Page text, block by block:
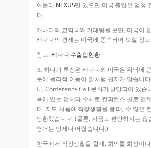
아울러 NEXUS만 있으면 미국 출입은 엄청
다.
캐나다의 교역국와 거래량을 보면, 미국이
캐나다의 경제는 미국에 종속되어 보일 정
참고:캐나다 수출입현황
또 하나의 특징은 캐나다와 미국은 워낙에
문에 물리적 이동이 말처럼 쉽지가 않습니
니, Conference Call 문화가 발달되어 있습
욕에 있는 업체와 수시로 컨퍼런스 콜로 업
다. 저도 처음에 직장생활을 할 때, 수 많은
당황했습니다. (물론, 지금도 편안하지는 않
영어는 언제나 어렵습니다.)
한국에서 직장생활을 할때, 회의를 화상이